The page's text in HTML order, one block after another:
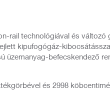
rail technológiával és változó
kipufogógáz-
üzemanyag-befecskendező
és 2998